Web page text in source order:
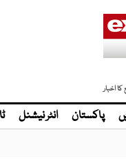
کا اخبار
پاکستان انٹر نیشنل